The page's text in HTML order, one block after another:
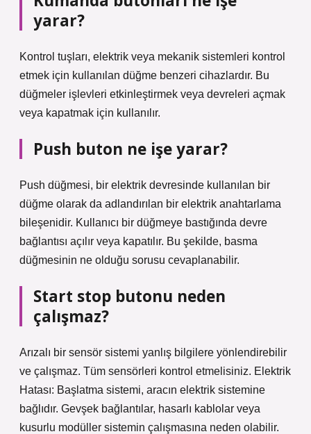
yarar?
Kontrol tuşları, elektrik veya mekanik sistemleri kontrol
etmek için kullanılan düğme benzeri cihazlardır. Bu
düğmeler işlevleri etkinleştirmek veya devreleri açmak
veya kapatmak için kullanılır.
Push buton ne işe yarar?
Push düğmesi, bir elektrik devresinde kullanılan bir
düğme olarak da adlandırılan bir elektrik anahtarlama
bileşenidir. Kullanıcı bir düğmeye bastığında devre
bağlantısı açılır veya kapatılır. Bu şekilde, basma
düğmesinin ne olduğu sorusu cevaplanabilir.
Start stop butonu neden
çalışmaz?
Arızalı bir sensör sistemi yanlış bilgilere yönlendirebilir
ve çalışmaz. Tüm sensörleri kontrol etmelisiniz. Elektrik
Hatası: Başlatma sistemi, aracın elektrik sistemine
bağlıdır. Gevşek bağlantılar, hasarlı kablolar veya
kusurlu modüller sistemin çalışmasına neden olabilir.